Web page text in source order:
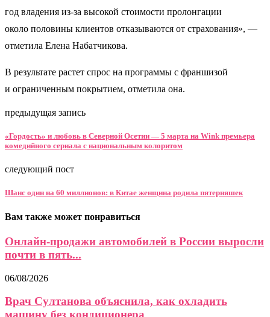
год владения из-за высокой стоимости пролонгации
около половины клиентов отказываются от страхования», —
отметила Елена Набатчикова.
В результате растет спрос на программы с франшизой
и ограниченным покрытием, отметила она.
предыдущая запись
«Гордость» и любовь в Северной Осетии — 5 марта на Wink премьера
комедийного сериала с национальным колоритом
следующий пост
Шанс один на 60 миллионов: в Китае женщина родила пятерняшек
Вам также может понравиться
Онлайн-продажи автомобилей в России выросли
почти в пять...
06/08/2026
Врач Султанова объяснила, как охладить
машину без кондиционера